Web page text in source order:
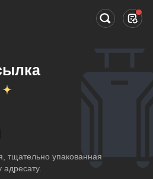
тщательно упакованная